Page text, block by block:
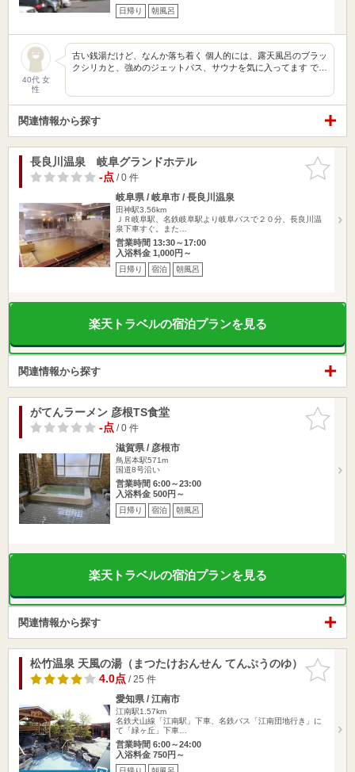
日帰り 朝風呂
40代 女
性
古い銭湯だけど、なんか落ち着く 個人的には、露天風呂のブラッ
クシリカと、強めのジェットバス、サウナを気に入ってます で…
関連情報から探す
お気に入
りに追加
長良川温泉 岐阜グランドホテル
-点/ 0 件
岐阜県 / 岐阜市 / 長良川温泉
田神駅3.56km
ＪＲ岐阜駅、名鉄岐阜駅より岐阜バスで２０分、長良川温
泉下車すぐ。また…
営業時間 13:30～17:00
入浴料金 1,000円～
日帰り 宿泊 朝風呂
楽天トラベルの宿泊プランを見る
関連情報から探す
お気に入
りに追加
がてんラーメン 彦根TS食堂
-点/ 0 件
滋賀県 / 彦根市
鳥居本駅571m
国道8号沿い
営業時間 6:00～23:00
入浴料金 500円～
日帰り 宿泊 朝風呂
楽天トラベルの宿泊プランを見る
関連情報から探す
お気に入
りに追加
松竹温泉 天風の湯（まつたけおんせん てんぷうのゆ）
4.0点/ 25 件
愛知県 / 江南市
江南駅1.57km
名鉄犬山線「江南駅」下車、名鉄バス「江南団地行き」に
て「緑ヶ丘」下車…
営業時間 6:00～24:00
入浴料金 750円～